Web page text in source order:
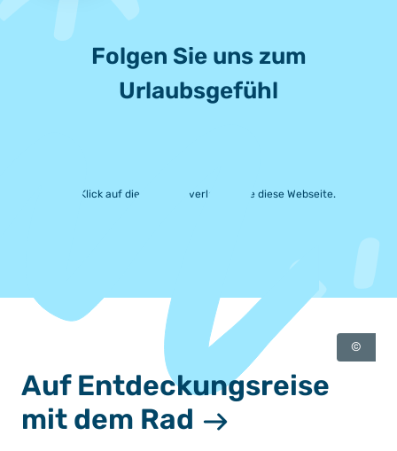
Folgen Sie uns zum
Urlaubsgefühl
Mit Klick auf die Symbole verlassen Sie diese Webseite.
©
Auf Entdeckungsreise
mit dem Rad